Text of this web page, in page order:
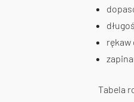
rękaw
Tabela